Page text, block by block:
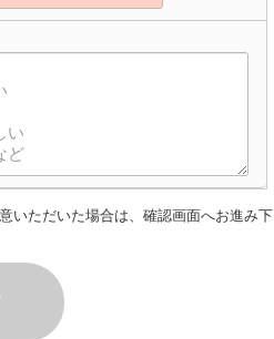
いただいた場合は、確認画面へお進み下